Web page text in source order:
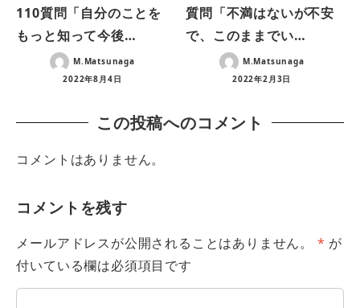
110質問「自分のことを
もっと知って今後…
M.Matsunaga
2022年8月4日
質問「不満はないが不安
で、このままでい…
M.Matsunaga
2022年2月3日
この投稿へのコメント
コメントはありません。
コメントを残す
メールアドレスが公開されることはありません。 * が
付いている欄は必須項目です